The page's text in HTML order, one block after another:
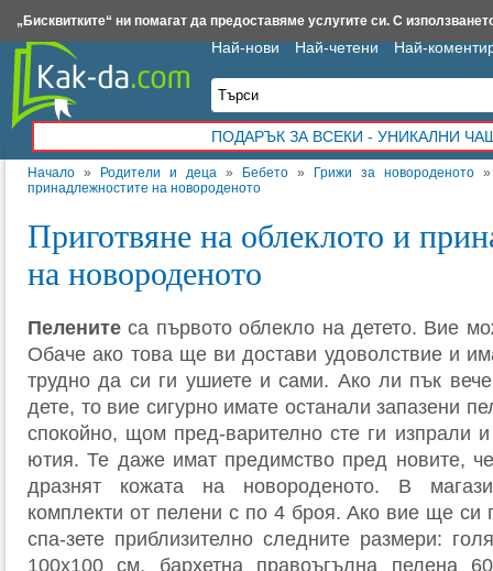
Начало » Родители и деца » Бебето » Грижи за новороденото
принадлежностите на новороденото
Приготвяне на облеклото и
на новороденото
Пеленитеса първото облекло на детето. Вие
Обаче ако това ще ви достави удоволствие и
трудно да си ги ушиете и сами. Ако ли пък
дете, то вие сигурно имате останали запазени
спокойно, щом пред-варително сте ги изпрали
ютия. Те даже имат предимство пред новите,
дразнят кожата на новороденото. В
комплекти от пелени с по 4 броя. Ако вие ще си
спа-зете приблизително следните размери:
100x100 см, бархетна правоъгълна пелена
Най-нови Най-четени Най-
ПОДАРЪК ЗА ВСЕКИ - УНИКАЛНИ
Insert.bg Framar.bg Kak-da.com Iztochnik.com BauBau.bg NewAge.bg
„Бисквитките“ ни помагат да предоставяме услугите си. С